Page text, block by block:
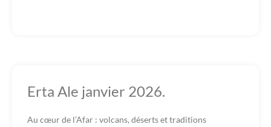
Erta Ale janvier 2026.
Au cœur de l’Afar : volcans, déserts et traditions